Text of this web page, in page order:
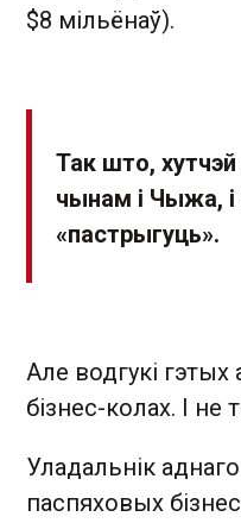
$8 мільёнаў).
Так што,
чынам і Чыжа, і
«пастрыгуць».
Але водгукі
бізнес-колах. І не
Уладальнік
паспяховых